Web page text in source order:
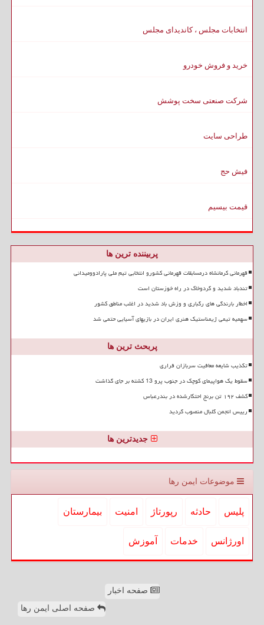
انتخابات مجلس ، کاندیدای مجلس
خرید و فروش خودرو
شرکت صنعتی سخت پوشش
طراحی سایت
فیش حج
قیمت بیسیم
پربیننده ترین ها
قهرمانی کرمانشاه درمسابقات قهرمانی کشورو انتخابی تیم ملی پارادوومیدانی
تندباد شدید و گردوخاک در راه خوزستان است
اخطار بارندگی های رگباری و وزش باد شدید در اغلب مناطق کشور
سهمیه تیمی ژیمناستیک هنری ایران در بازیهای آسیایی حتمی شد
پربحث ترین ها
تکذیب شایعه معافیت سربازان فراری
سقوط یک هواپیمای کوچک در جنوب پرو 13 کشته بر جای گذاشت
کشف ۱۹۲ تن برنج احتکارشده در بندرعباس
رییس انجمن گلبال منصوب گردید
جدیدترین ها
موضوعات ایمن رها
پلیس حادثه رپورتاژ امنیت بیمارستان
اورژانس خدمات آموزش
صفحه اخبار
صفحه اصلی ایمن رها